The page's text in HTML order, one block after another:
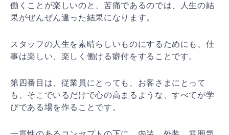
働くことが楽しいのと、苦痛であるのでは、人生の結
果がぜんぜん違った結果になります。
スタッフの人生を素晴らしいものにするためにも、仕
事は楽しい、楽しく働ける癖付をすることです。
第四番目は、従業員にとっても、お客さまにとって
も、そこでいるだけで心の高まるような、すべてが学
びである場を作ることです。